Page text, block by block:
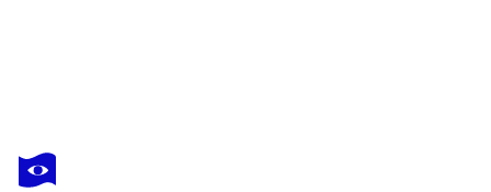
JULIJANA
RAVBAR